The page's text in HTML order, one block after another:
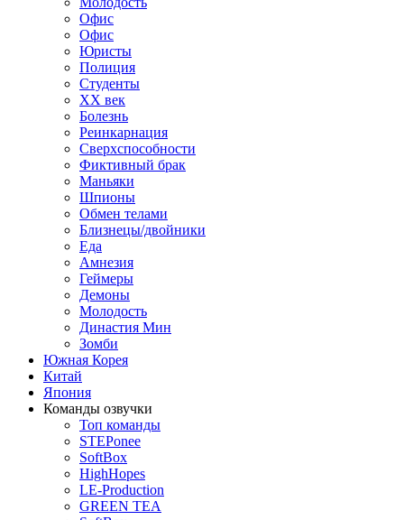
Офис
Офис
Юристы
Полиция
Студенты
ХХ век
Болезнь
Реинкарнация
Сверхспособности
Фиктивный брак
Маньяки
Шпионы
Обмен телами
Близнецы/двойники
Еда
Амнезия
Геймеры
Демоны
Молодость
Династия Мин
Зомби
Южная Корея
Китай
Япония
Команды озвучки
Топ команды
STEPonee
SoftBox
HighHopes
LE-Production
GREEN TEA